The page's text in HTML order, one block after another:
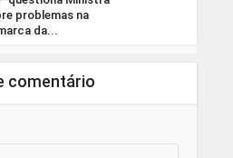
problemas na
da...
comentário